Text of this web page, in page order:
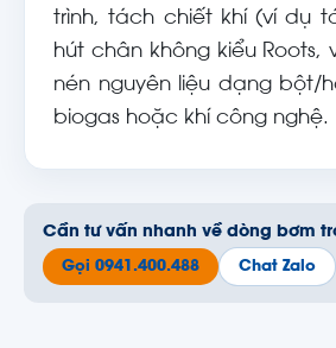
trình, tách chiết khí (ví dụ
hút chân không kiểu Roots,
nén nguyên liệu dạng bột/
biogas hoặc khí công nghệ.
Cần tư vấn nhanh về dòng bơm
Gọi 0941.400.488 Chat Zalo